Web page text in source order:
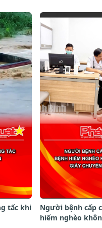
tấc khi
Người bệnh cấp
hiểm nghèo